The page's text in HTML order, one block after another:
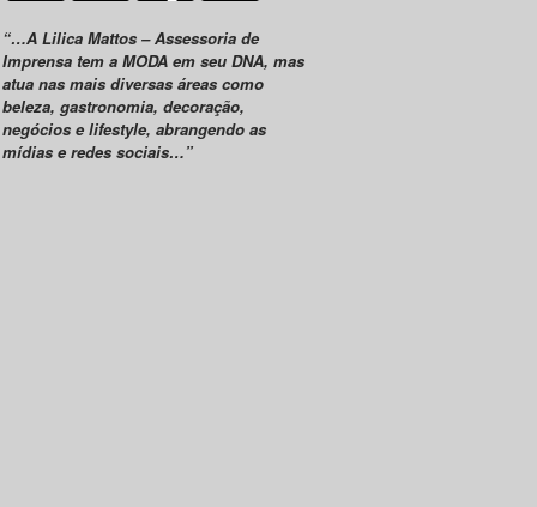
“…A Lilica Mattos – Assessoria de
Imprensa tem a MODA em seu DNA, mas
atua nas mais diversas áreas como
beleza, gastronomia, decoração,
negócios e lifestyle, abrangendo as
mídias e redes sociais…”